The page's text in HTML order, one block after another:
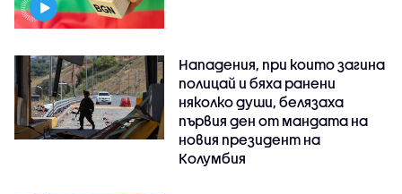
Нападения, при които загина
полицай и бяха ранени
няколко души, белязаха
първия ден от мандата на
новия президент на
Колумбия